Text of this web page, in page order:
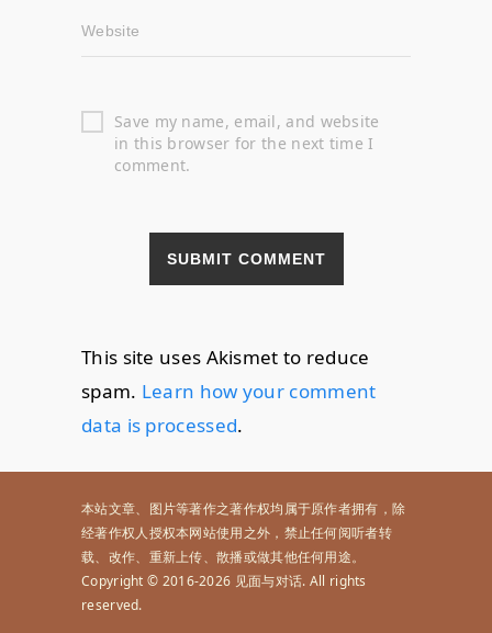
Website
Save my name, email, and website
in this browser for the next time I
comment.
This site uses Akismet to reduce
spam. Learn how your comment
data is processed.
本站文章、图片等著作之著作权均属于原作者拥有，除
经著作权人授权本网站使用之外，禁止任何阅听者转
载、改作、重新上传、散播或做其他任何用途。
Copyright © 2016-2026 见面与对话. All rights
reserved.